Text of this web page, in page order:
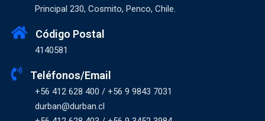
Principal 230, Cosmito, Penco, Chile.
Código Postal
4140581
Teléfonos/Email
+56 412 628 400 / +56 9 9843 7031
durban@durban.cl